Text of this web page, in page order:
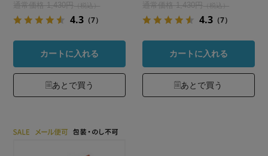
通常価格 1,430円（税込）
4.3 （7）
カートに入れる
あとで買う
通常価格 1,430円（税込）
4.3 （7）
カートに入れる
あとで買う